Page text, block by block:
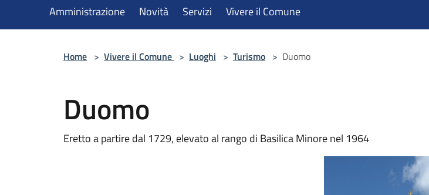
Amministrazione Novità Servizi Vivere il Comune
Home > Vivere il Comune > Luoghi > Turismo > Duomo
Duomo
Eretto a partire dal 1729, elevato al rango di Basilica Minore nel 1964